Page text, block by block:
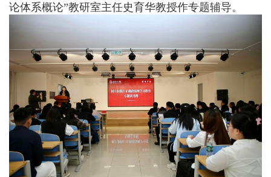
论体系概论”教研室主任史育华教授作专题辅导。